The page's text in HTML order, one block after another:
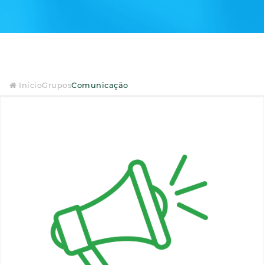
InícioGruposComunicação